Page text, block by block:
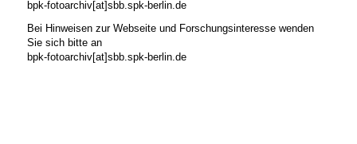
bpk-fotoarchiv[at]sbb.spk-berlin.de
Bei Hinweisen zur Webseite und Forschungsinteresse wenden
Sie sich bitte an
bpk-fotoarchiv[at]sbb.spk-berlin.de